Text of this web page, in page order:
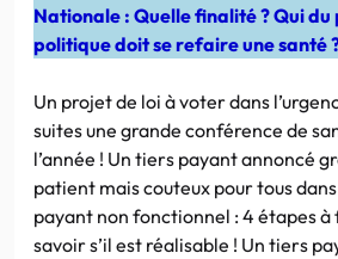
Nationale : Quelle finalité ? Qui du
politique doit se refaire une santé
Un projet de loi à voter dans
suites une grande conférence de
l’année ! Un tiers payant annoncé
patient mais couteux pour tous
payant non fonctionnel : 4 étapes
savoir s’il est réalisable ! Un tiers